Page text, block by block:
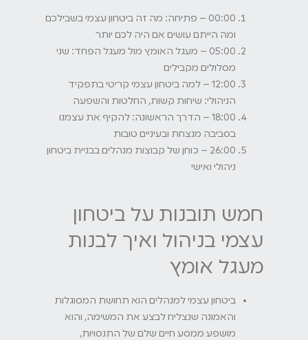
00:00 – פתיחה: מה זה ביטחון עצמי בשבילכם
ומה הייתם עושים אם היה לכם יותר
05:00 – מעגל האומץ מול מעגל הפחד: שני
מסלולים מקבילים
12:00 – למה ביטחון עצמי קריטי בתפקיד
הניהולי: שיחות קשות, החלטות והשפעה
18:00 – הדרך הראשונה: להקיף את עצמנו
בסביבה מנצחת ובעיניים טובות
26:00 – כוחן של קבוצות מנהלים בבניית ביטחון
ניהולי ואישי
חמש תובנות על ביטחון
עצמי בניהול ואיך לבנות
מעגל אומץ
ביטחון עצמי למנהלים הוא תחושת המסוגלות
והאמונה שנצליח לבצע את המשימה, והוא
מושפע ממסע חיים שלם של התנסויות,